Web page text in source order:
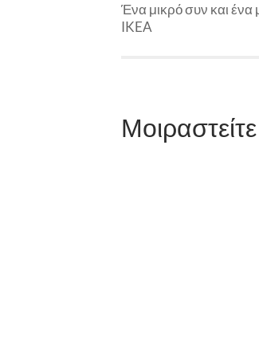
Ένα μικρό συν και ένα
IKEA